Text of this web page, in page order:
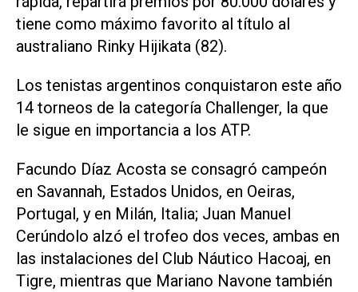
tiene como máximo favorito al título al
australiano Rinky Hijikata (82).
Los tenistas argentinos conquistaron este año
14 torneos de la categoría Challenger, la que
le sigue en importancia a los ATP.
Facundo Díaz Acosta se consagró campeón
en Savannah, Estados Unidos, en Oeiras,
Portugal, y en Milán, Italia; Juan Manuel
Cerúndolo alzó el trofeo dos veces, ambas en
las instalaciones del Club Náutico Hacoaj, en
Tigre, mientras que Mariano Navone también